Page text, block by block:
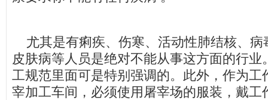
尤其是有痢疾、伤寒、活动性肺结核、病
皮肤病等人员是绝对不能从事这方面的行业
工规范里面可是特别强调的。此外，作为工
宰加工车间，必须使用屠宰场的服装，戴工